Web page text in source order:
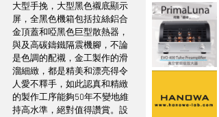
大型手挽，大型黑色襯底顯示
屏，全黑色機箱包括拉絲鋁合
金頂蓋和啞黑色巨型散熱器，
與及高碳鑄鐵隔震機腳，不論
是色調的配襯，金工製作的滑
溜細緻，都是精美和漂亮得令
人愛不釋手，如此認真和精緻
的製作工序能夠50年不變地維
持高水準，絕對值得讚賞。設